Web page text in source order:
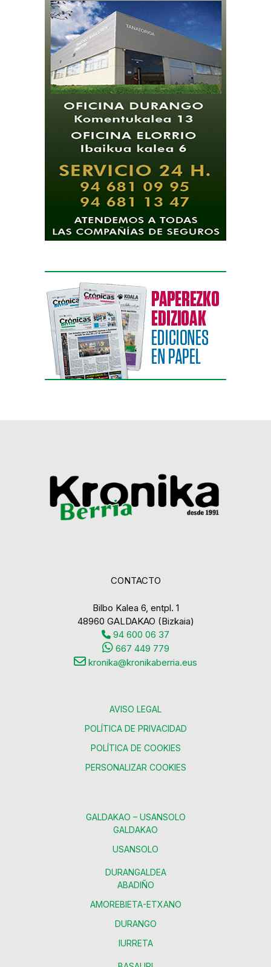
CONTACTO
Bilbo Kalea 6, entpl. 1
48960 GALDAKAO (Bizkaia)
94 600 06 37
667 449 779
kronika@kronikaberria.eus
AVISO LEGAL
POLÍTICA DE PRIVACIDAD
POLÍTICA DE COOKIES
PERSONALIZAR COOKIES
GALDAKAO – USANSOLO
GALDAKAO
USANSOLO
DURANGALDEA
ABADIÑO
AMOREBIETA-ETXANO
DURANGO
IURRETA